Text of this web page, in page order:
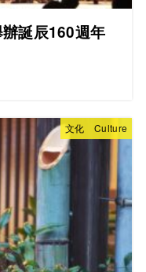
誕辰160週年
文化 Culture